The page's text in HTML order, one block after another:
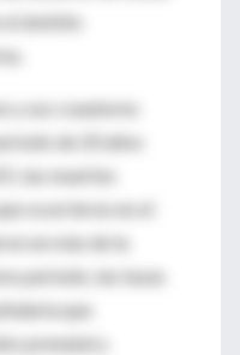
ámbito
y sus coautores
de 20 años
las muertes
ocurrieron en el
en más de la
período, las tasas
que
prenatal y